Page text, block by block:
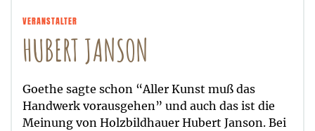
VERANSTALTER
HUBERT JANSON
Goethe sagte schon “Aller Kunst muß das
Handwerk vorausgehen” und auch das ist die
Meinung von Holzbildhauer Hubert Janson. Bei